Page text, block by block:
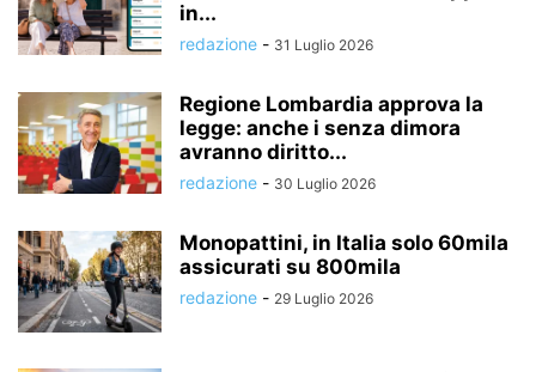
in...
redazione - 31 Luglio 2026
Regione Lombardia approva la
legge: anche i senza dimora
avranno diritto...
redazione - 30 Luglio 2026
Monopattini, in Italia solo 60mila
assicurati su 800mila
redazione - 29 Luglio 2026